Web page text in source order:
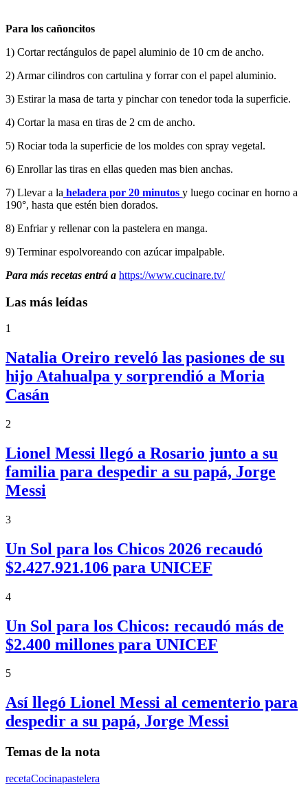
Para los cañoncitos
1) Cortar rectángulos de papel aluminio de 10 cm de ancho.
2) Armar cilindros con cartulina y forrar con el papel aluminio.
3) Estirar la masa de tarta y pinchar con tenedor toda la superficie.
4) Cortar la masa en tiras de 2 cm de ancho.
5) Rociar toda la superficie de los moldes con spray vegetal.
6) Enrollar las tiras en ellas queden mas bien anchas.
7) Llevar a la heladera por 20 minutos y luego cocinar en horno a
190°, hasta que estén bien dorados.
8) Enfriar y rellenar con la pastelera en manga.
9) Terminar espolvoreando con azúcar impalpable.
Para más recetas entrá a https://www.cucinare.tv/
Las más leídas
1
Natalia Oreiro reveló las pasiones de su
hijo Atahualpa y sorprendió a Moria
Casán
2
Lionel Messi llegó a Rosario junto a su
familia para despedir a su papá, Jorge
Messi
3
Un Sol para los Chicos 2026 recaudó
$2.427.921.106 para UNICEF
4
Un Sol para los Chicos: recaudó más de
$2.400 millones para UNICEF
5
Así llegó Lionel Messi al cementerio para
despedir a su papá, Jorge Messi
Temas de la nota
recetaCocinapastelera